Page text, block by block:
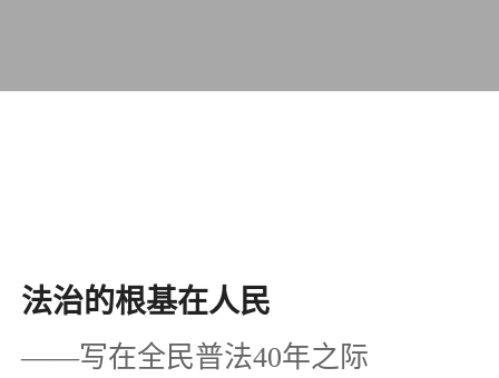
法治的根基在人民
——写在全民普法40年之际